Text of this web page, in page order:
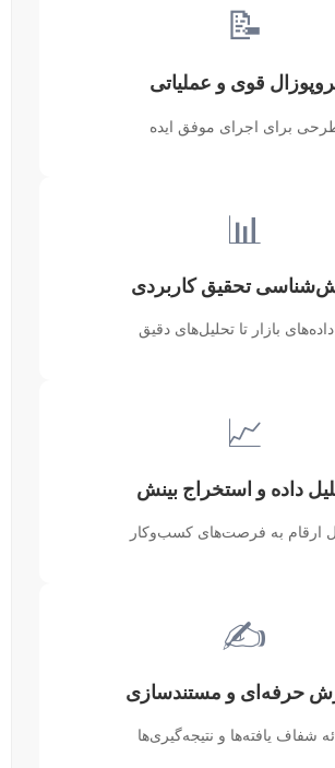
📝
قوی و عملیاتی
برای اجرای موفق ایده
📊
تحقیق کاربردی
بازار تا تحلیل‌های دقیق
📈
داده و استخراج بینش
ارقام به فرصت‌های کسب‌وکار
✍️
حرفه‌ای و مستندسازی
شفاف یافته‌ها و نتیجه‌گیری‌ها